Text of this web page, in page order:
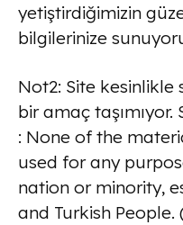
yetiştirdiğimizin
bilgilerinize
Not2: Site kesinlikle
bir amaç
: None of the
used for any
nation or minority,
and Turkish